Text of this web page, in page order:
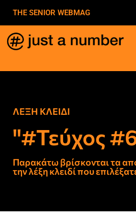
THE SENIOR WEBMAG
ΛΕΞΗ ΚΛΕΙΔΙ
"#Τεύχος
Παρακάτω βρίσκονται τα
την λέξη κλειδί που